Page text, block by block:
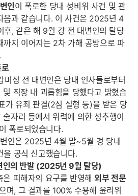
인이 폭로한 당내 성비위 사건 및 관
음과 같습니다. 이 사건은 2025년 4
후, 같은 해 9월 강 전 대변인의 탈당
지 이어지는 2차 가해 공방으로 파
미정 전 대변인은 당내 인사들로부터
및 직장 내 괴롭힘을 당했다고 밝혔습
가 유죄 판결(2심 실형 등)을 받은 당
자리 등에서 위력에 의한 성추행이
폭로되었습니다.
인은 2025년 4월 말~5월 경 당내
을 공식 신고했습니다.
인의 반발 (2025년 9월 탈당)
은 피해자의 요구를 반영해외부 전문
며, 그 결과를 100% 수용해 윤리위